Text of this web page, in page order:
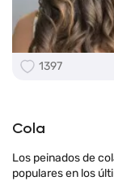
1397
Cola
Los peinados de
populares en los